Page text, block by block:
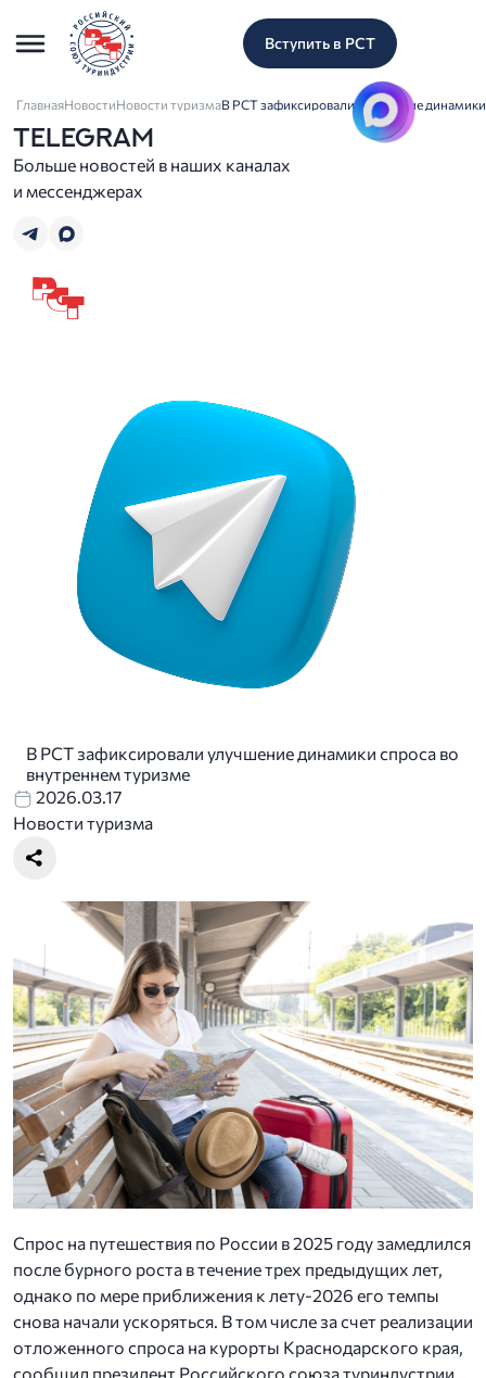
Вступить в РСТ
ГлавнаяНовостиНовости туризмаВ РСТ зафиксировали улучшение
TELEGRAM
Больше новостей в наших каналах
и мессенджерах
В РСТ зафиксировали улучшение динамики спроса во
внутреннем туризме
2026.03.17
Новости туризма
Спрос на путешествия по России в 2025 году замедлился
после бурного роста в течение трех предыдущих лет,
однако по мере приближения к лету-2026 его темпы
снова начали ускоряться. В том числе за счет реализации
отложенного спроса на курорты Краснодарского края,
сообщил президент Российского союза туриндустрии